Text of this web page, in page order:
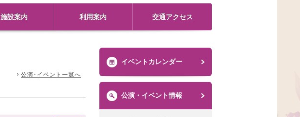
施設案内 利用案内 交通アクセス
公演･イベント一覧へ
イベントカレンダー
公演・イベント情報